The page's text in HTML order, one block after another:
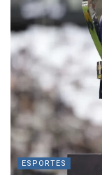
ESPORTES